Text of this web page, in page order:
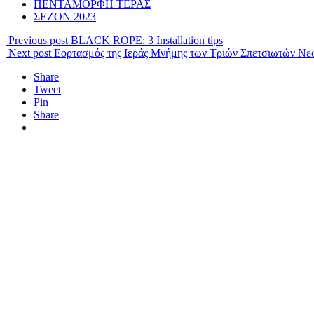
ΠΕΝΤΑΜΟΡΦΗ ΤΕΡΑΣ
ΣΕΖΟΝ 2023
Previous post BLACK ROPE: 3 Installation tips
Next post Εορτασμός της Ιεράς Μνήμης των Τριών Σπετσιωτών
Share
Tweet
Pin
Share